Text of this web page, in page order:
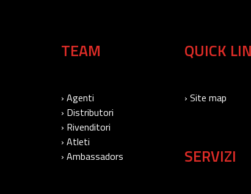
TEAM
› Agenti
› Distributori
› Rivenditori
› Atleti
› Ambassadors
QUICK
› Site map
SERVIZI